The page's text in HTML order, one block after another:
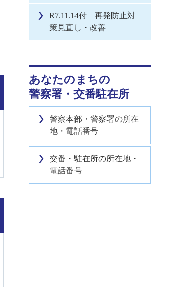
R7.11.14付 再発防止対
策見直し・改善
あなたのまちの
警察署・交番駐在所
警察本部・警察署の所在
地・電話番号
交番・駐在所の所在地・
電話番号